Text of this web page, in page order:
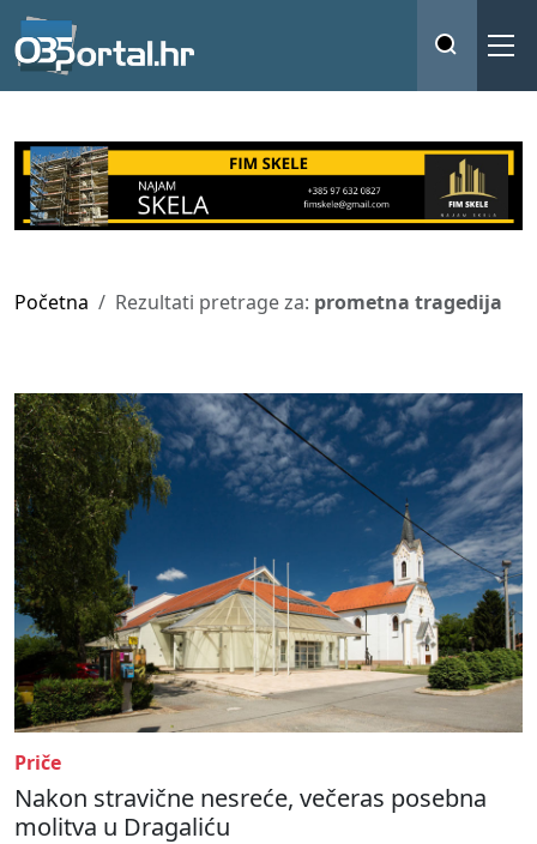
Početna Rezultati pretrage za: prometna tragedija
Priče
Nakon stravične nesreće, večeras posebna
molitva u Dragaliću